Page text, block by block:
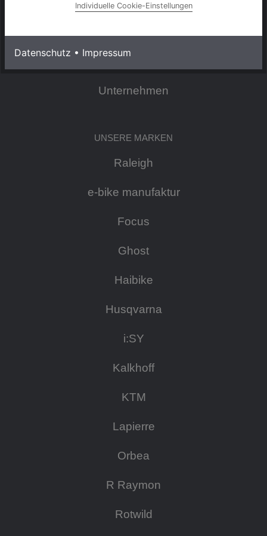
Rahmenrechner
Unternehmen
UNSERE MARKEN
Raleigh
e-bike manufaktur
Focus
Ghost
Haibike
Husqvarna
i:SY
Kalkhoff
KTM
Lapierre
Orbea
R Raymon
Rotwild
Individuelle Cookie-Einstellungen
Datenschutz • Impressum